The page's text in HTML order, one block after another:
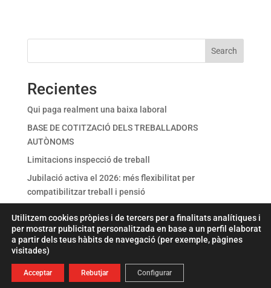
Search
Recientes
Qui paga realment una baixa laboral
BASE DE COTITZACIÓ DELS TREBALLADORS
AUTÒNOMS
Limitacions inspecció de treball
Jubilació activa el 2026: més flexibilitat per
compatibilitzar treball i pensió
LABORALS AUGMENTA EL CONTROL DE LA INSPECCIÓ
DE TREBALL
Utilitzem cookies pròpies i de tercers per a finalitats analítiques i
per mostrar publicitat personalitzada en base a un perfil elaborat
a partir dels teus hàbits de navegació (per exemple, pàgines
visitades)
Acceptar Rebutjar Configurar